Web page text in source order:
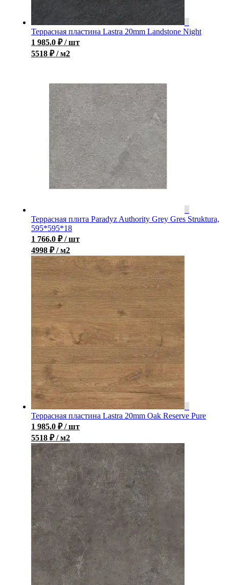
Террасная пластина Lastra 20mm Landstone Night
1 985.0 ₽ / шт
5518 ₽ / м2
Террасная плита Paradyz Authority Grey Gres Struktura,
595*595*18
1 766.0 ₽ / шт
4998 ₽ / м2
Террасная пластина Lastra 20mm Oak Reserve Pure
1 985.0 ₽ / шт
5518 ₽ / м2